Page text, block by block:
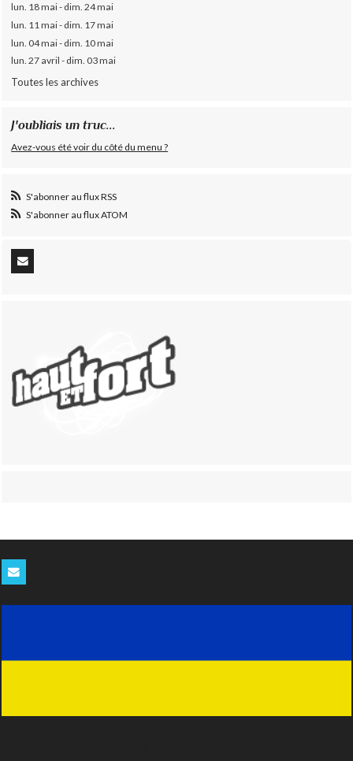
lun. 18 mai - dim. 24 mai
lun. 11 mai - dim. 17 mai
lun. 04 mai - dim. 10 mai
lun. 27 avril - dim. 03 mai
Toutes les archives
J'oubliais un truc...
Avez-vous été voir du côté du menu ?
S'abonner au flux RSS
S'abonner au flux ATOM